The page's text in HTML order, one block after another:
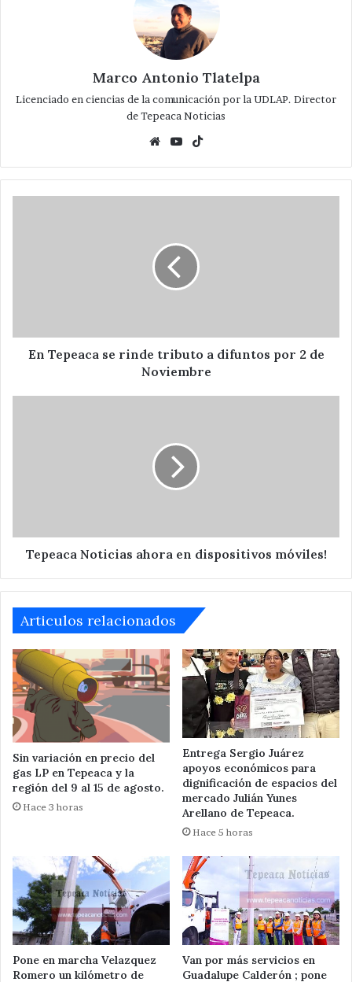
Marco Antonio Tlatelpa
Licenciado en ciencias de la comunicación por la UDLAP. Director
de Tepeaca Noticias
WebsiteYouTube
2
En Tepeaca se rinde tributo a difuntos por 2 de
Noviembre
Tepeaca Noticias ahora en dispositivos móviles!
Articulos relacionados
Sin variación en precio del
gas LP en Tepeaca y la
región del 9 al 15 de agosto.
Hace 3 horas
Entrega Sergio Juárez
apoyos económicos para
dignificación de espacios del
mercado Julián Yunes
Arellano de Tepeaca.
Hace 5 horas
Pone en marcha Velazquez
Romero un kilómetro de
Van por más servicios en
Guadalupe Calderón ; pone